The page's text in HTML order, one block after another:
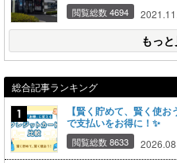
閲覧総数 4694
もっ
総合記事ランキング
【賢く貯めて、賢く使
で支払いをお得に！✨
閲覧総数 8633